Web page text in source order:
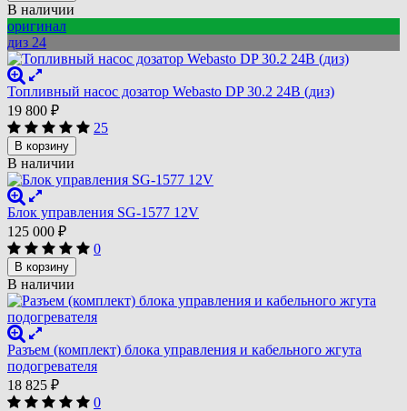
В наличии
оригинал
диз 24
Топливный насос дозатор Webasto DP 30.2 24В (диз)
19 800 ₽
25
В корзину
В наличии
Блок управления SG-1577 12V
125 000 ₽
0
В корзину
В наличии
Разъем (комплект) блока управления и кабельного жгута
подогревателя
18 825 ₽
0